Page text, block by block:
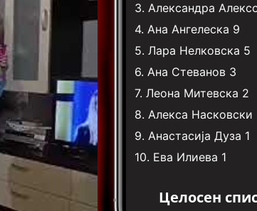
3. Александра
4. Ана Ангелеска 9
5. Лара Нелковска 5
6. Ана Стеванов 3
7. Леона Митевска 2
8. Алекса Насковски
9. Анастасија Дуза 1
10. Ева Илиева 1
Целосен